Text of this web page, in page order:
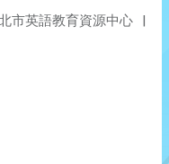
市英語教育資源中心 |